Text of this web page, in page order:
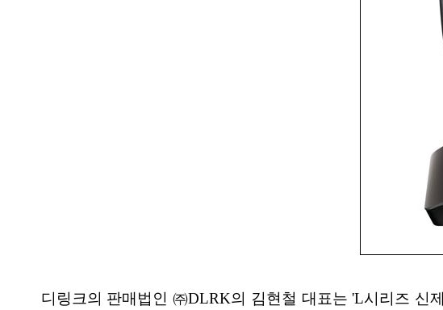
디링크의 판매법인 ㈜DLRK의 김현철 대표는 'L시리즈 신